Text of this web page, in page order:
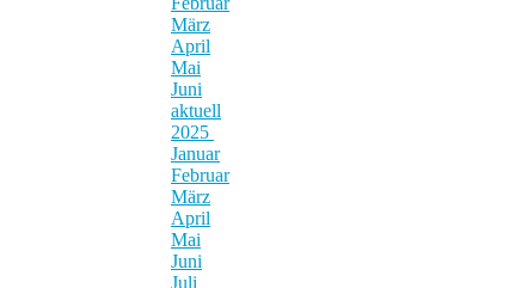
März
April
Mai
Juni
aktuell
2025
Januar
Februar
März
April
Mai
Juni
Juli